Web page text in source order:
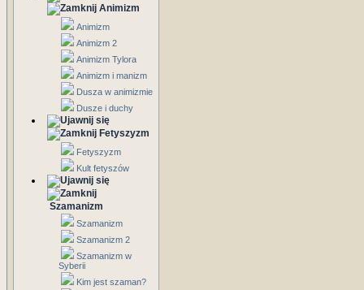
Animizm
Animizm
Animizm 2
Animizm Tylora
Animizm i manizm
Dusza w animizmie
Dusze i duchy
Fetyszyzm
Fetyszyzm
Kult fetyszów
Szamanizm
Szamanizm
Szamanizm 2
Szamanizm w
Syberii
Kim jest szaman?